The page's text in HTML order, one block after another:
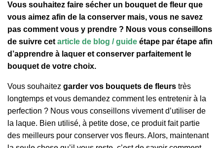
Vous souhaitez faire sécher un bouquet de fleur que
vous aimez afin de la conserver mais, vous ne savez
pas comment vous y prendre ? Nous vous conseillons
de suivre cet article de blog / guide étape par étape afin
d’apprendre à laquer et conserver parfaitement le
bouquet de votre choix.
Vous souhaitez garder vos bouquets de fleurs très
longtemps et vous demandez comment les entretenir à la
perfection ? Nous vous conseillons vivement d’utiliser de
la laque. Bien utilisé, à petite dose, ce produit fait partie
des meilleurs pour conserver vos fleurs. Alors, maintenant